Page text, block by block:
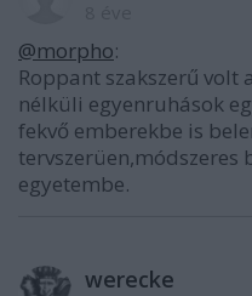
@morpho:
Roppant szakszerű volt
nélküli egyenruhások
fekvő emberekbe is
tervszerüen,módszeres
egyetembe.
werecke